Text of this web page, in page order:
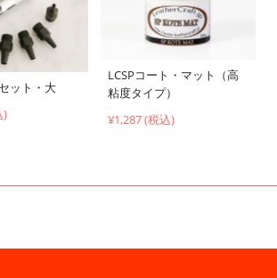
ット・大
)
LCSPコート・マット（高
粘度タイプ）
¥1,287 (税込)